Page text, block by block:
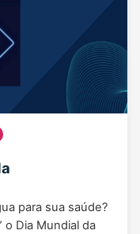
para sua saúde?
o Dia Mundial da